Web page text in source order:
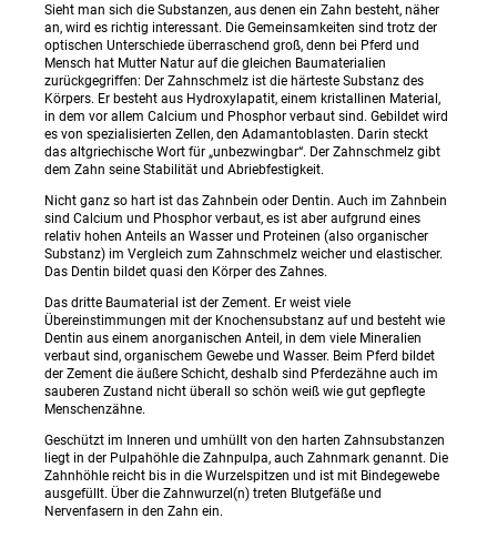
Sieht man sich die Substanzen, aus denen ein Zahn besteht, näher
an, wird es richtig interessant. Die Gemeinsamkeiten sind trotz der
optischen Unterschiede überraschend groß, denn bei Pferd und
Mensch hat Mutter Natur auf die gleichen Baumaterialien
zurückgegriffen: Der Zahnschmelz ist die härteste Substanz des
Körpers. Er besteht aus Hydroxylapatit, einem kristallinen Material,
in dem vor allem Calcium und Phosphor verbaut sind. Gebildet wird
es von spezialisierten Zellen, den Adamantoblasten. Darin steckt
das altgriechische Wort für „unbezwingbar“. Der Zahnschmelz gibt
dem Zahn seine Stabilität und Abriebfestigkeit.
Nicht ganz so hart ist das Zahnbein oder Dentin. Auch im Zahnbein
sind Calcium und Phosphor verbaut, es ist aber aufgrund eines
relativ hohen Anteils an Wasser und Proteinen (also organischer
Substanz) im Vergleich zum Zahnschmelz weicher und elastischer.
Das Dentin bildet quasi den Körper des Zahnes.
Das dritte Baumaterial ist der Zement. Er weist viele
Übereinstimmungen mit der Knochensubstanz auf und besteht wie
Dentin aus einem anorganischen Anteil, in dem viele Mineralien
verbaut sind, organischem Gewebe und Wasser. Beim Pferd bildet
der Zement die äußere Schicht, deshalb sind Pferdezähne auch im
sauberen Zustand nicht überall so schön weiß wie gut gepflegte
Menschenzähne.
Geschützt im Inneren und umhüllt von den harten Zahnsubstanzen
liegt in der Pulpahöhle die Zahnpulpa, auch Zahnmark genannt. Die
Zahnhöhle reicht bis in die Wurzelspitzen und ist mit Bindegewebe
ausgefüllt. Über die Zahnwurzel(n) treten Blutgefäße und
Nervenfasern in den Zahn ein.